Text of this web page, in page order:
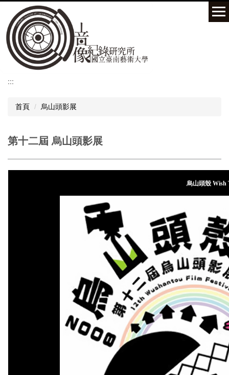
到
主
要
內
:::
首頁 烏山頭影展
第十二屆 烏山頭影展
烏山頭殼 Wish